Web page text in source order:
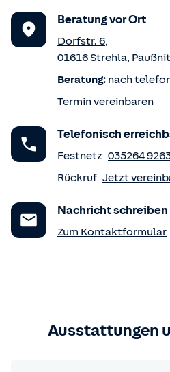
Beratung vor Ort
Dorfstr. 6,
01616Strehla,
Beratung: nach
Termin vereinbaren
Telefonisch
Festnetz 035264
Rückruf Jetzt
Nachricht schreiben
Zum Kontaktformular
Ausstattungen